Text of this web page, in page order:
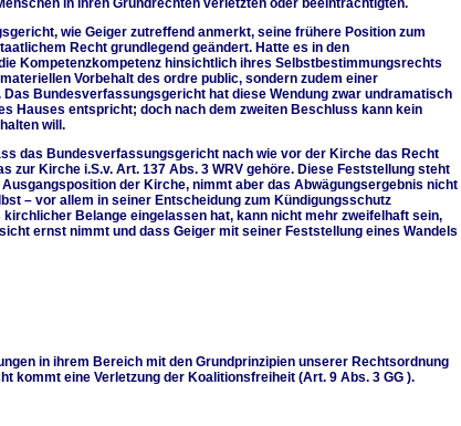
in ihren Grundrechten verletzten oder beeinträchtigten.
wie Geiger zutreffend anmerkt, seine frühere Position zum
Recht grundlegend geändert. Hatte es in den
Kompetenzkompetenz hinsichtlich ihres Selbstbestimmungsrechts
Vorbehalt des ordre public, sondern zudem einer
Bundesverfassungsgericht hat diese Wendung zwar undramatisch
Hauses entspricht; doch nach dem zweiten Beschluss kann kein
will.
das Bundesverfassungsgericht nach wie vor der Kirche das Recht
zur Kirche i.S.v. Art. 137 Abs. 3 WRV gehöre. Diese Feststellung steht
der Kirche, nimmt aber das Abwägungsergebnis nicht
– vor allem in seiner Entscheidung zum Kündigungsschutz
Belange eingelassen hat, kann nicht mehr zweifelhaft sein,
ernst nimmt und dass Geiger mit seiner Feststellung eines Wandels
in ihrem Bereich mit den Grundprinzipien unserer Rechtsordnung
kommt eine Verletzung der Koalitionsfreiheit (Art. 9 Abs. 3 GG ).